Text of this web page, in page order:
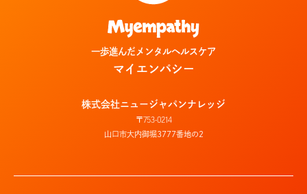
一歩進んだメンタルヘルスケア
マイエンパシー
株式会社ニュージャパンナレッジ
〒753-0214
山口市大内御堀3777番地の2